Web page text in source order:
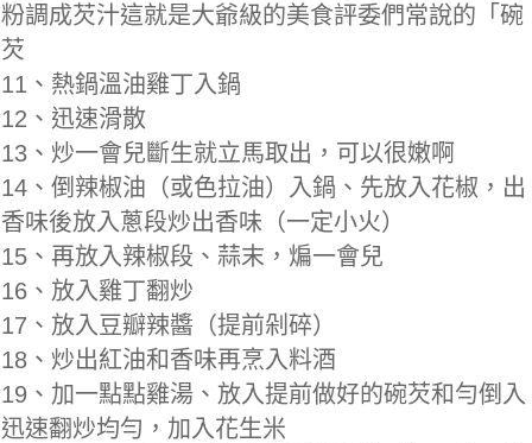
粉調成芡汁這就是大爺級的美食評委們常說的「碗
芡
11、熱鍋溫油雞丁入鍋
12、迅速滑散
13、炒一會兒斷生就立馬取出，可以很嫩啊
14、倒辣椒油（或色拉油）入鍋、先放入花椒，出
香味後放入蔥段炒出香味（一定小火）
15、再放入辣椒段、蒜末，煸一會兒
16、放入雞丁翻炒
17、放入豆瓣辣醬（提前剁碎）
18、炒出紅油和香味再烹入料酒
19、加一點點雞湯、放入提前做好的碗芡和勻倒入
迅速翻炒均勻，加入花生米